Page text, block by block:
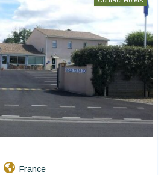
France